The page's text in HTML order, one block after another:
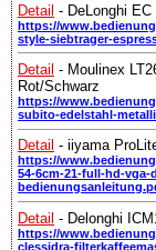
Detail - DeLonghi
https://
style-siebtrager-
Detail - Moulinex
Rot/Schwarz
https://
subito-edelstahl-
Detail - iiyama
https://
54-6cm-21-full-hd-vga-
Detail - Delonghi
https://
clessidra-